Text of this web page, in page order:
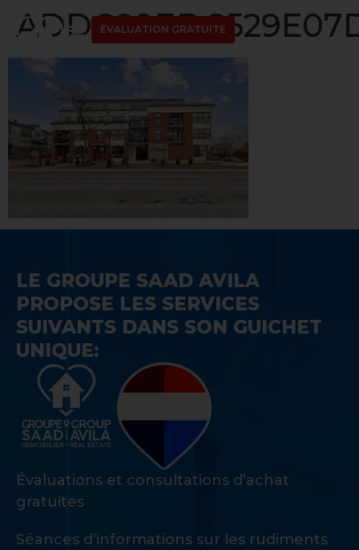
ÉVALUATION GRATUITE
LE GROUPE SAAD AVILA
PROPOSE LES SERVICES
SUIVANTS DANS SON GUICHET
UNIQUE:
Évaluations et consultations d’achat
gratuites
Séances d’informations sur les rudiments